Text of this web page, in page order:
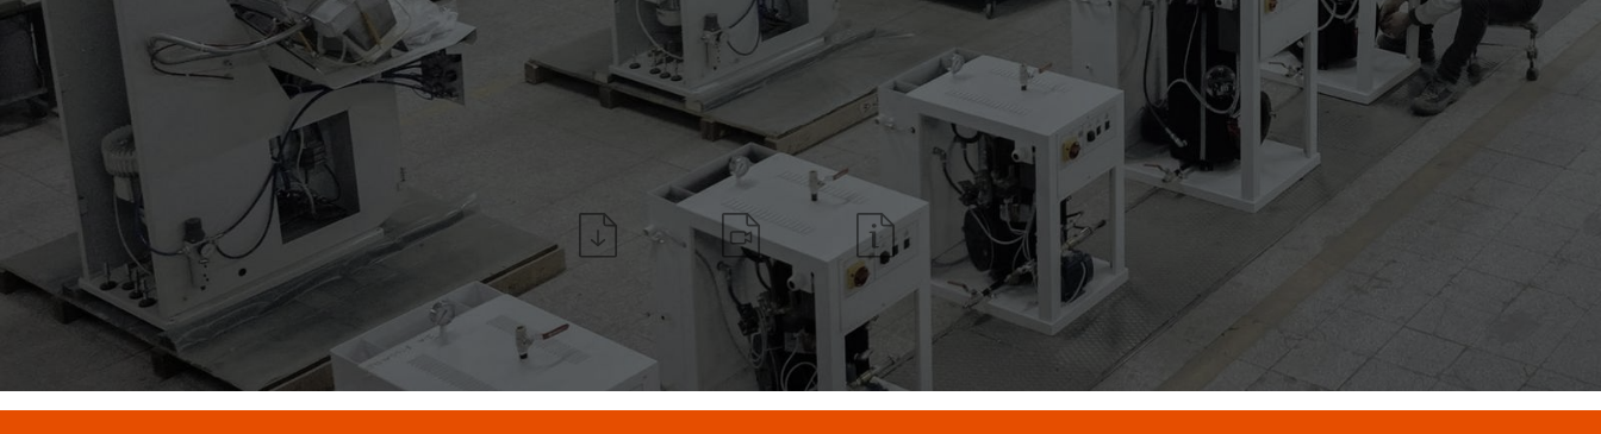
Téléchargez la fiche Regardez la vidéo Demande d'informations